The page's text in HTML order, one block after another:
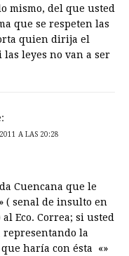
mismo, del que usted
que se respeten las
quien dirija el
leyes no van a ser
A LAS 20:28
Cuencana que le
( senal de insulto en
Eco. Correa; si usted
la
haría con ésta «»